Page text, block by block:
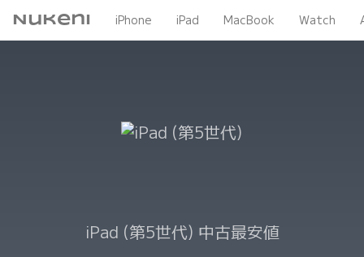
Nukeni iPhone iPad MacBook Watch
iPad (第5世代) 中古最安値